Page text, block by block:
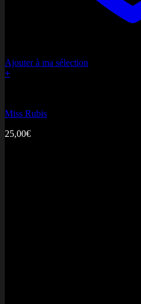
Ajouter à ma sélection
+
Miss Rubis
25,00€